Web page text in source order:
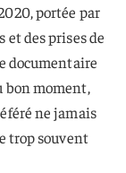
portée par
et des prises de
documentaire
bon moment,
ne jamais
trop souvent